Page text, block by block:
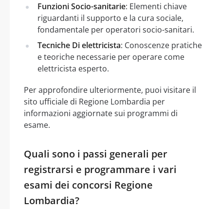
Funzioni Socio-sanitarie: Elementi chiave
riguardanti il supporto e la cura sociale,
fondamentale per operatori socio-sanitari.
Tecniche Di elettricista: Conoscenze pratiche
e teoriche necessarie per operare come
elettricista esperto.
Per approfondire ulteriormente, puoi visitare il
sito ufficiale di Regione Lombardia per
informazioni aggiornate sui programmi di
esame.
Quali sono i passi generali per
registrarsi e programmare i vari
esami dei concorsi Regione
Lombardia?